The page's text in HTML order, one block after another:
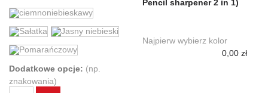
Dodatkowe opcje: (np.
znakowania)
Pencil sharpener 2 in 1)
Najpierw wybierz kolor
0,00 zł